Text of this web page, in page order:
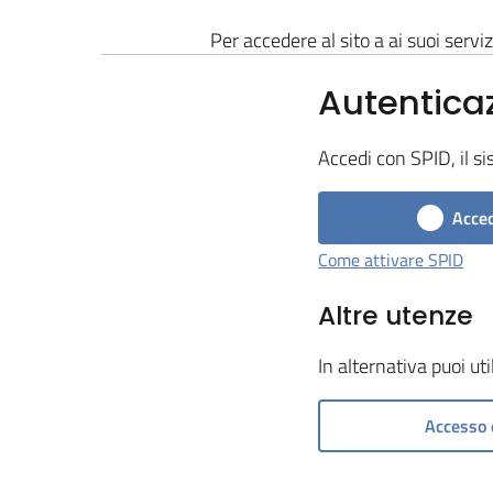
Per accedere al sito a ai suoi
Accedi con SPID, il
Come attivare SPID
Altre utenze
In alternativa puoi